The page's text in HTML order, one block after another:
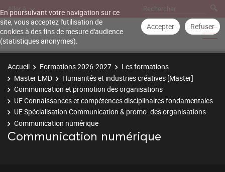
En poursuivant votre navigation sur ce
site, vous acceptez l'utilisation de
cookies à des fins de mesure d'audience
(statistiques anonymes).
Accepter Refuser
Aller à
Accueil Formations 2026-2027
Les formations
Master LMD
Humanités et industries créatives [Master]
Communication et promotion des organisations
UE Connaissances et compétences disciplinaires fondamentales
UE Spécialisation Communication & promo. des organisations
Communication numérique
Communication numérique